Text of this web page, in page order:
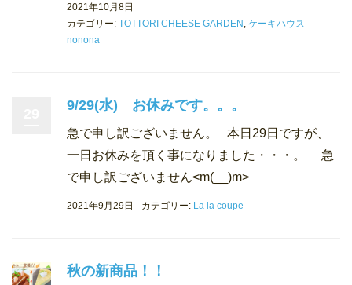
2021年10月8日
カテゴリー: TOTTORI CHEESE GARDEN , ケーキハウス
nonona
9/29(水) お休みです。。。
急で申し訳ございません。 本日29日ですが、
一日お休みを頂く事になりました・・・。 急
で申し訳ございません<m(__)m>
2021年9月29日 カテゴリー: La la coupe
秋の新商品！！